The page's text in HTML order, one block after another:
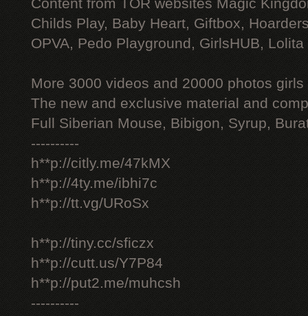
Content from TOR websites Magic
Childs Play, Baby Heart, Giftbox,
OPVA, Pedo Playground, GirlsHUB, Lolita
More 3000 videos and 20000 photos
The new and exclusive material and
Full Siberian Mouse, Bibigon, Syrup,
----------
h**p://citly.me/47kMX
h**p://4ty.me/ibhi7c
h**p://tt.vg/URoSx
h**p://tiny.cc/sficzx
h**p://cutt.us/Y7P84
h**p://put2.me/muhcsh
----------